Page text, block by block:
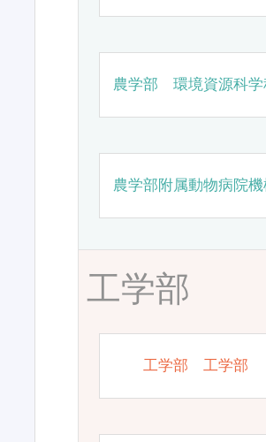
農学部 環境資源科学
農学部附属動物病院
工学部
工学部 工学部